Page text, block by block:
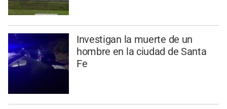
Investigan la muerte de un
hombre en la ciudad de Santa
Fe